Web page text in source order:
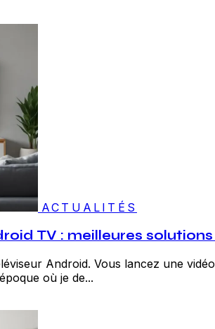
ACTUALITÉS
TV : meilleures
Android. Vous lancez une
où je de...